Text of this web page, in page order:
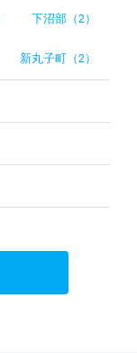
下沼部（2）
新丸子町（2）